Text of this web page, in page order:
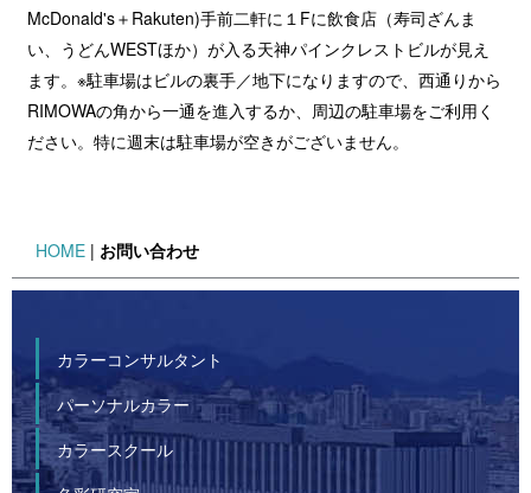
McDonald's＋Rakuten)手前二軒に１Fに飲食店（寿司ざんま
い、うどんWESTほか）が入る天神パインクレストビルが見え
ます。※駐車場はビルの裏手／地下になりますので、西通りから
RIMOWAの角から一通を進入するか、周辺の駐車場をご利用く
ださい。特に週末は駐車場が空きがございません。
HOME | お問い合わせ
カラーコンサルタント
パーソナルカラー
カラースクール